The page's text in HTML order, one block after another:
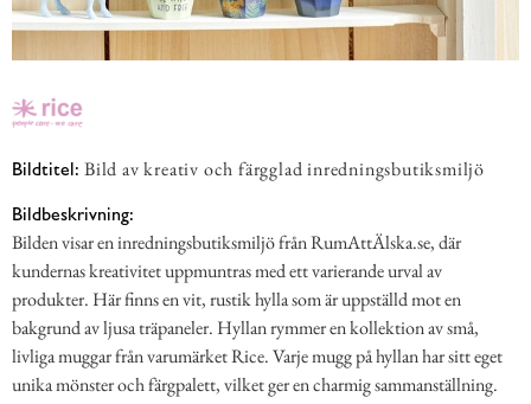
Bildtitel: Bild av kreativ och färgglad inredningsbutiksmiljö
Bildbeskrivning:
Bilden visar en inredningsbutiksmiljö från RumAttÄlska.se, där
kundernas kreativitet uppmuntras med ett varierande urval av
produkter. Här finns en vit, rustik hylla som är uppställd mot en
bakgrund av ljusa träpaneler. Hyllan rymmer en kollektion av små,
livliga muggar från varumärket Rice. Varje mugg på hyllan har sitt eget
unika mönster och färgpalett, vilket ger en charmig sammanställning.